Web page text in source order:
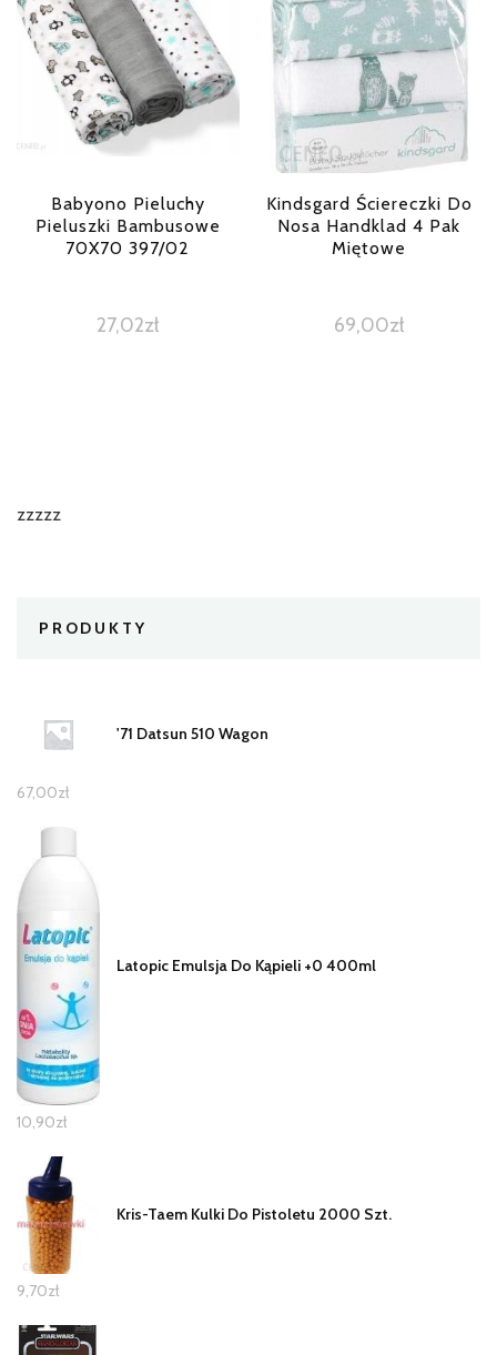
Babyono Pieluchy
Pieluszki Bambusowe
70X70 397/02
27,02zł
Kindsgard Ściereczki Do
Nosa Handklad 4 Pak
Miętowe
69,00zł
zzzzz
PRODUKTY
'71 Datsun 510 Wagon
67,00zł
Latopic Emulsja Do Kąpieli +0 400ml
10,90zł
Kris-Taem Kulki Do Pistoletu 2000 Szt.
9,70zł